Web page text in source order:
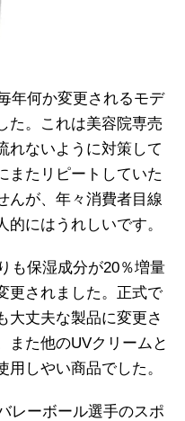
年何か変更されるモデ
た。これは美容院専売
れないように対策して
またリピートしていた
んが、年々消費者目線
にはうれしいです。
も保湿成分が20％増量
更されました。正式で
大丈夫な製品に変更さ
また他のUVクリームと
しやい商品でした。
レーボール選手のスポ